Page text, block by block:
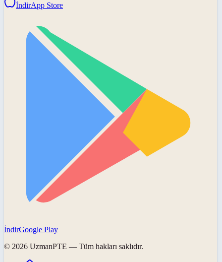
İndirApp Store
İndirGoogle Play
© 2026 UzmanPTE — Tüm hakları saklıdır.